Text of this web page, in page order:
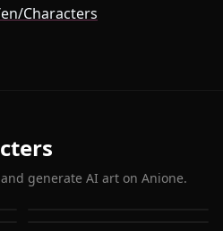
Characters
generate AI art on Anione.